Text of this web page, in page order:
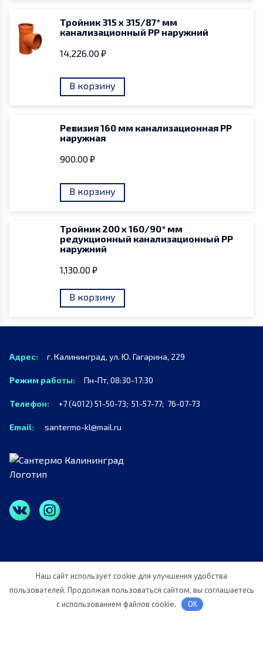
Тройник 315 x 315/87* мм
канализационный PP наружний
14,226.00₽
В корзину
Ревизия 160 мм канализационная PP
наружная
900.00₽
В корзину
Тройник 200 x 160/90* мм
редукционный канализационный PP
наружний
1,130.00₽
В корзину
Адрес: г. Калининград, ул. Ю. Гагарина, 229
Режим работы: Пн-Пт, 08:30-17:30
Телефон: +7 (4012) 51-50-73; 51-57-77; 76-07-73
Email: santermo-kl@mail.ru
Политика конфиденциальности
2026 © ООО “СанТермо”. Все права защищены.
Наш сайт использует cookie для улучшения удобства
пользователей. Продолжая пользоваться сайтом, вы соглашаетесь
с использованием файлов cookie.
OK